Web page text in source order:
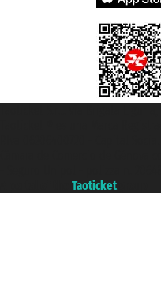
Taoticket